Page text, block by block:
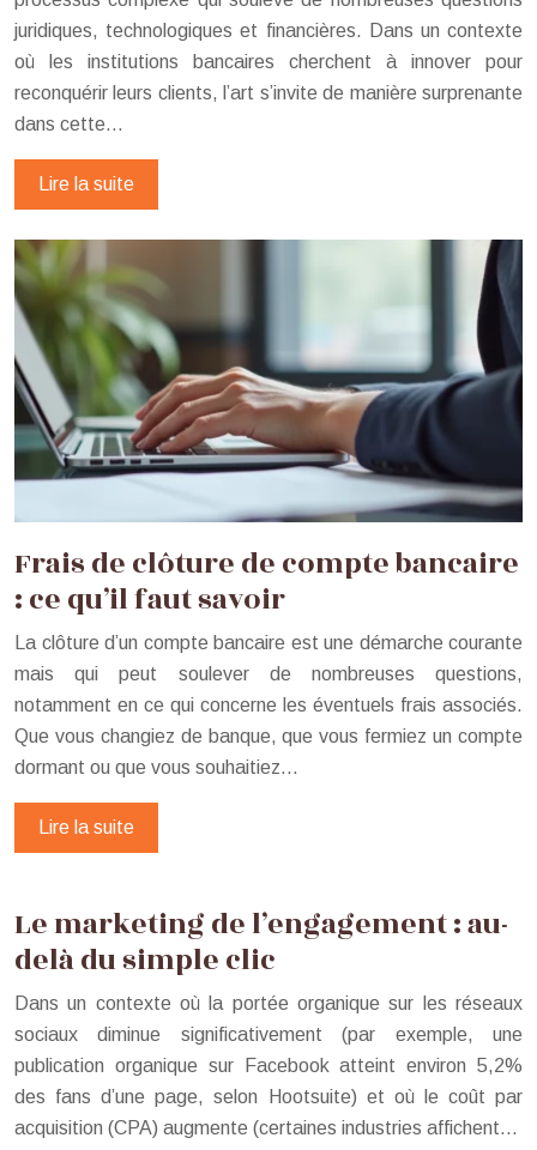
juridiques, technologiques et financières. Dans un contexte
où les institutions bancaires cherchent à innover pour
reconquérir leurs clients, l’art s’invite de manière surprenante
dans cette…
Lire la suite
Frais de clôture de compte bancaire
: ce qu’il faut savoir
La clôture d’un compte bancaire est une démarche courante
mais qui peut soulever de nombreuses questions,
notamment en ce qui concerne les éventuels frais associés.
Que vous changiez de banque, que vous fermiez un compte
dormant ou que vous souhaitiez…
Lire la suite
Le marketing de l’engagement : au-
delà du simple clic
Dans un contexte où la portée organique sur les réseaux
sociaux diminue significativement (par exemple, une
publication organique sur Facebook atteint environ 5,2%
des fans d’une page, selon Hootsuite) et où le coût par
acquisition (CPA) augmente (certaines industries affichent…